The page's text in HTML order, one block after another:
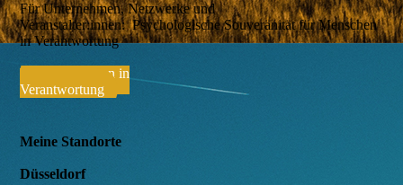
Für Unternehmen, Netzwerke und
Veranstalter:innen: Psychologische Souveränität für Menschen
in Verantwortung
Für Menschen in
Verantwortung
Meine Standorte
Düsseldorf